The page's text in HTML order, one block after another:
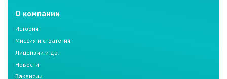
О компании
История
Миссия и стратегия
Лицензии и др.
Новости
Вакансии